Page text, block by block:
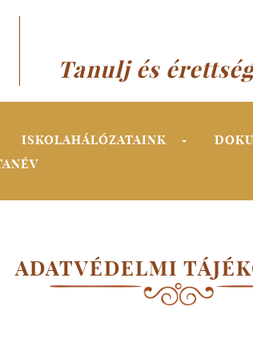
Tanulj és
ISKOLAHÁLÓZATAINK
ADATVÉDELMI